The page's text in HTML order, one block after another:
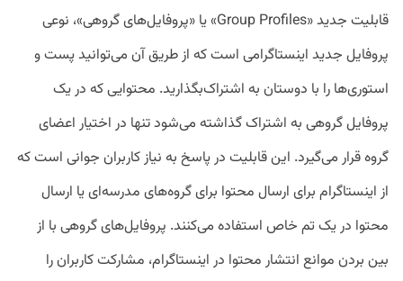
قابلیت جدید «Group Profiles» یا «پروفایل‌های گروهی»، نوعی
پروفایل جدید اینستاگرامی است که از طریق آن می‌توانید پست و
استوری‌ها را با دوستان به اشتراک‌بگذارید. محتوایی که در یک
پروفایل گروهی به اشتراک گذاشته می‌شود تنها در اختیار اعضای
گروه قرار می‌گیرد. این قابلیت در پاسخ به نیاز کاربران جوانی است که
از اینستاگرام برای ارسال محتوا برای گروه‌های مدرسه‌ای یا ارسال
محتوا در یک تم خاص استفاده می‌کنند. پروفایل‌های گروهی با از
بین بردن موانع انتشار محتوا در اینستاگرام، مشارکت کاربران را